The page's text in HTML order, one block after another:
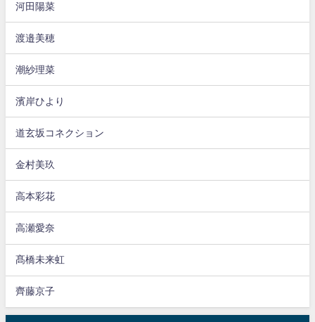
河田陽菜
渡邉美穂
潮紗理菜
濱岸ひより
道玄坂コネクション
金村美玖
高本彩花
高瀬愛奈
髙橋未来虹
齊藤京子